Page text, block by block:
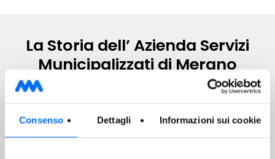
Consenso Dettagli Informazioni sui cookie
La Storia dell’ Azienda Servizi
Municipalizzati di Merano
Visita la timeline